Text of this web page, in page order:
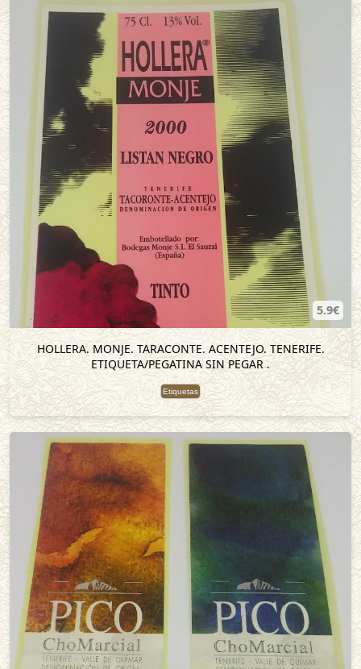
5.9€
HOLLERA. MONJE. TARACONTE. ACENTEJO. TENERIFE.
ETIQUETA/PEGATINA SIN PEGAR .
Etiquetas